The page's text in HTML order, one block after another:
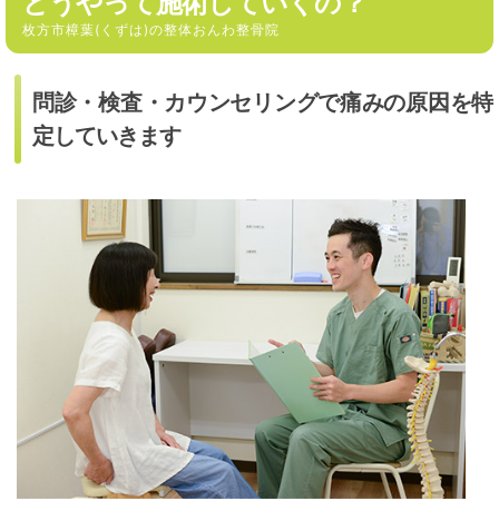
枚方市樟葉(くずは)の整体おんわ整骨院
問診・検査・カウンセリングで痛みの原因を特
定していきます